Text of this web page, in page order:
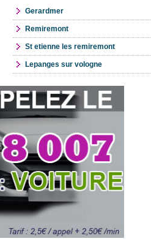
Gerardmer
Remiremont
St etienne les remiremont
Lepanges sur vologne